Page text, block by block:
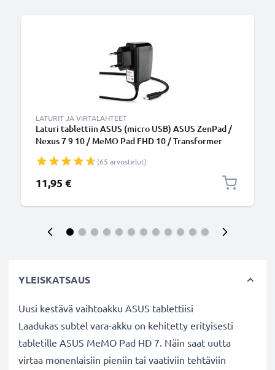
LATURIT JA VIRTALÄHTEET
Laturi tablettiin ASUS (micro USB) ASUS ZenPad /
Nexus 7 9 10 / MeMO Pad FHD 10 / Transformer
laturi
(65 arvostelut)
11,95 €
YLEISKATSAUS
Uusi kestävä vaihtoakku ASUS tablettiisi
Laadukas subtel vara-akku on kehitetty erityisesti
tabletille ASUS MeMO Pad HD 7. Näin saat uutta
virtaa monenlaisiin pieniin tai vaativiin tehtäviin